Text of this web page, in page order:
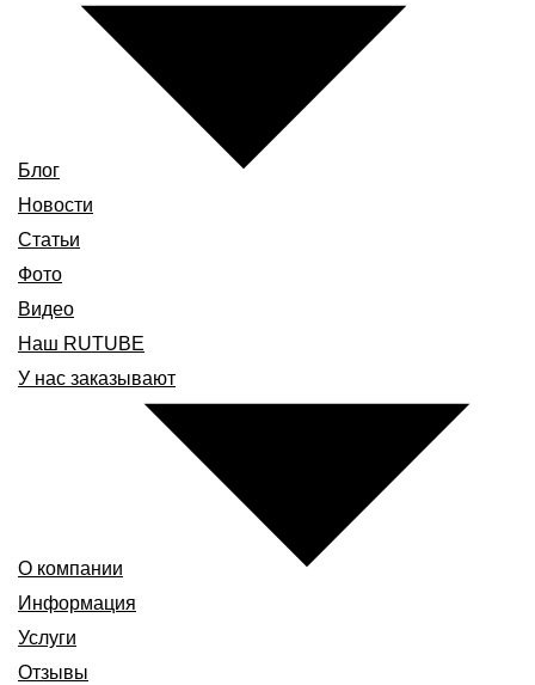
Блог
Новости
Статьи
Фото
Видео
Наш RUTUBE
У нас заказывают
О компании
Информация
Услуги
Отзывы